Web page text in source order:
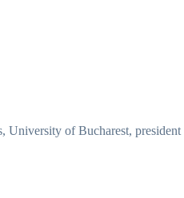
University of Bucharest,